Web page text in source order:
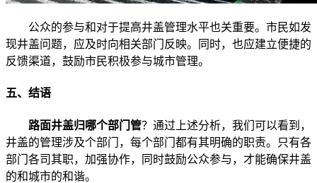
公众的参与和对于提高井盖管理水平也关重要。市民如发
现井盖问题，应及时向相关部门反映。同时，也应建立便捷的
反馈渠道，鼓励市民积极参与城市管理。
五、结语
路面井盖归哪个部门管？通过上述分析，我们可以看到，
井盖的管理涉及个部门，每个部门都有其明确的职责。只有各
部门各司其职，加强协作，同时鼓励公众参与，才能确保井盖
的和城市的和谐。